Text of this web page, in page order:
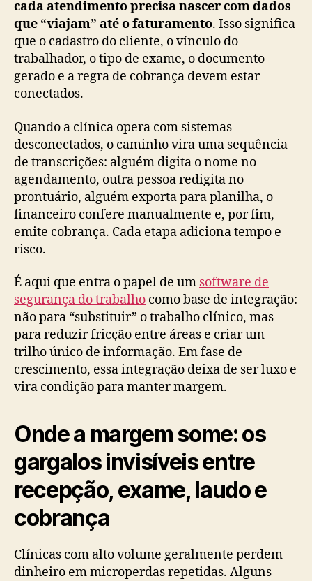
cada atendimento precisa nascer com dados
que “viajam” até o faturamento. Isso significa
que o cadastro do cliente, o vínculo do
trabalhador, o tipo de exame, o documento
gerado e a regra de cobrança devem estar
conectados.
Quando a clínica opera com sistemas
desconectados, o caminho vira uma sequência
de transcrições: alguém digita o nome no
agendamento, outra pessoa redigita no
prontuário, alguém exporta para planilha, o
financeiro confere manualmente e, por fim,
emite cobrança. Cada etapa adiciona tempo e
risco.
É aqui que entra o papel de um software de
segurança do trabalho como base de integração:
não para “substituir” o trabalho clínico, mas
para reduzir fricção entre áreas e criar um
trilho único de informação. Em fase de
crescimento, essa integração deixa de ser luxo e
vira condição para manter margem.
Onde a margem some: os
gargalos invisíveis entre
recepção, exame, laudo e
cobrança
Clínicas com alto volume geralmente perdem
dinheiro em microperdas repetidas. Alguns